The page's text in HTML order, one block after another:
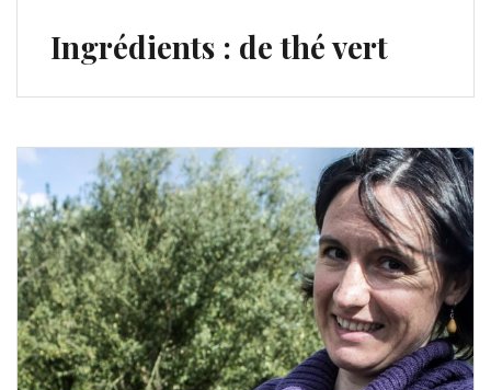
Ingrédients : de thé vert